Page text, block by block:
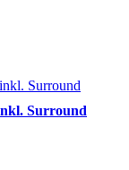
Surround